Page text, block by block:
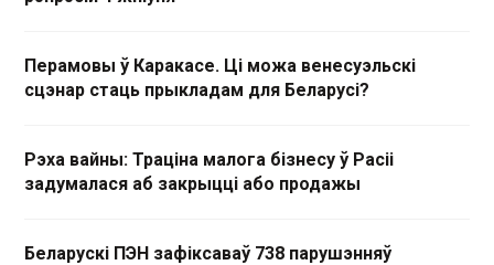
Перамовы ў Каракасе. Ці можа венесуэльскі
сцэнар стаць прыкладам для Беларусі?
Рэха вайны: Траціна малога бізнесу ў Расіі
задумалася аб закрыцці або продажы
Беларускі ПЭН зафіксаваў 738 парушэнняў